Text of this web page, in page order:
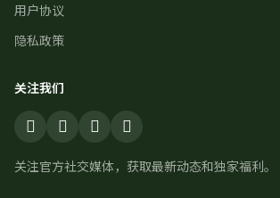
用户协议
隐私政策
关注我们
关注官方社交媒体，获取最新动态和独家福利。